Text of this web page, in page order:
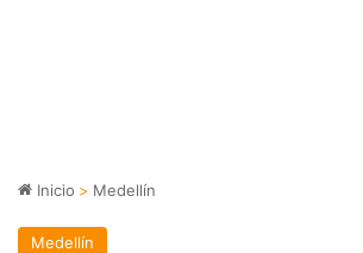
Inicio > Medellín
Medellín